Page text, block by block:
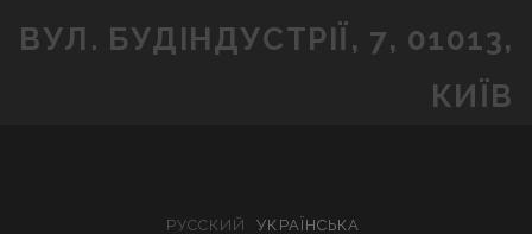
ВУЛ. БУДІНДУСТРІЇ, 7, 01013,
КИЇВ
РУССКИЙ УКРАЇНСЬКА